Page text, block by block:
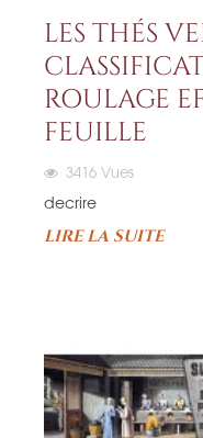
LES THÉS
ROULAGE
FEUILLE
3416 Vues
decrire
LIRE LA SUITE